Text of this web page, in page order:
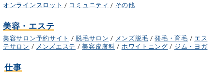
オンラインスロット / コミュニティ / その他
美容・エステ
美容サロン予約サイト / 脱毛サロン / メンズ脱毛 /発毛・育毛 / エス
テサロン / メンズエステ /美容皮膚科 / ホワイトニング / ジム・ヨガ
仕事